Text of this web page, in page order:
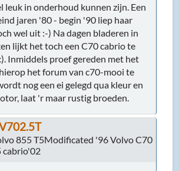
leuk in onderhoud kunnen zijn. Een
jaren '80 - begin '90 liep haar
wel uit :-) Na dagen bladeren in
lijkt het toch een C70 cabrio te
Inmiddels proef gereden met het
het forum van c70-mooi te
nog een ei gelegd qua kleur en
laat 'r maar rustig broeden.
855 T5Modificated '96 Volvo C70
cabrio'02